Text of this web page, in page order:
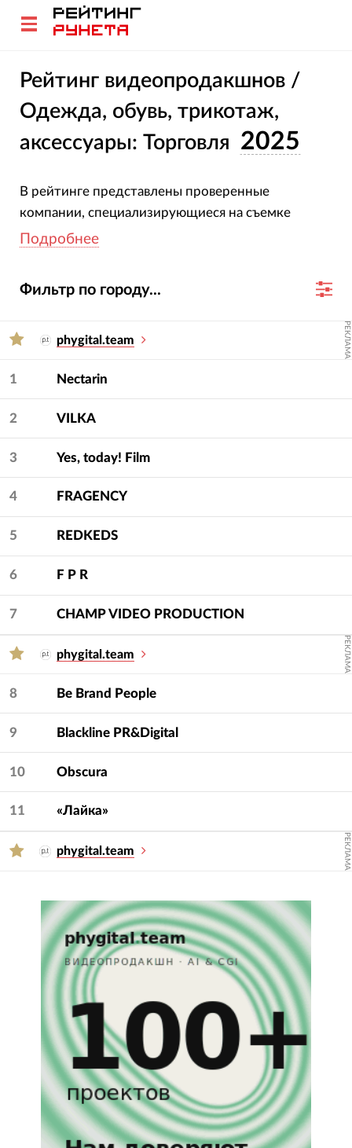
Рейтинг видеопродакшнов /
Одежда, обувь, трикотаж,
аксессуары: Торговля 2025
В рейтинге представлены проверенные
компании, специализирующиеся на съемке
рекламных и корпоративных роликов для
Оценка компаний основана на глубоком анализе
достижений за 2023-2024 гг.
Для подбора подрядчика используйте фильтры
— услугу и сферу.
Подробнее
Фильтр по городу...
phygital.team РЕКЛАМА
1 Nectarin
2 VILKA
3 Yes, today! Film
4 FRAGENCY
5 REDKEDS
6 F P R
7 CHAMP VIDEO PRODUCTION
phygital.team РЕКЛАМА
8 Be Brand People
9 Blackline PR&Digital
10 Obscura
11 «Лайка»
phygital.team РЕКЛАМА